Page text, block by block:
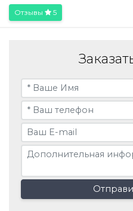
Отзывы 5